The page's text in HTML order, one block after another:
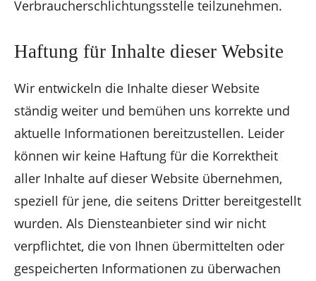
Verbraucherschlichtungsstelle teilzunehmen.
Haftung für Inhalte dieser Website
Wir entwickeln die Inhalte dieser Website
ständig weiter und bemühen uns korrekte und
aktuelle Informationen bereitzustellen. Leider
können wir keine Haftung für die Korrektheit
aller Inhalte auf dieser Website übernehmen,
speziell für jene, die seitens Dritter bereitgestellt
wurden. Als Diensteanbieter sind wir nicht
verpflichtet, die von Ihnen übermittelten oder
gespeicherten Informationen zu überwachen